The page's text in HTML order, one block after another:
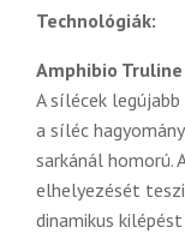
Technológiák:
Amphibio
A sílécek
a síléc
sarkánál homorú.
elhelyezését
dinamikus